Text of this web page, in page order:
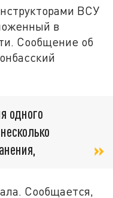
ВСУ
в
Сообщение об
одного
Сообщается,